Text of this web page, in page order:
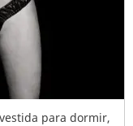
para dormir,